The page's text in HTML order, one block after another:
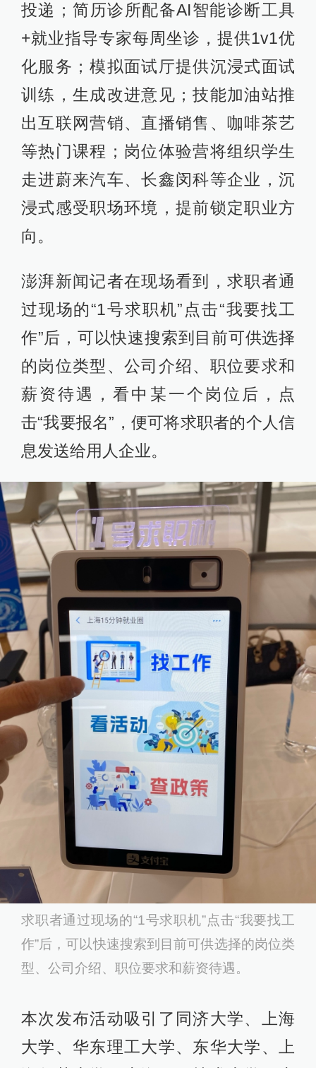
投递；简历诊所配备AI智能诊断工具
+就业指导专家每周坐诊，提供1v1优
化服务；模拟面试厅提供沉浸式面试
训练，生成改进意见；技能加油站推
出互联网营销、直播销售、咖啡茶艺
等热门课程；岗位体验营将组织学生
走进蔚来汽车、长鑫闵科等企业，沉
浸式感受职场环境，提前锁定职业方
向。
澎湃新闻记者在现场看到，求职者通
过现场的“1号求职机”点击“我要找工
作”后，可以快速搜索到目前可供选择
的岗位类型、公司介绍、职位要求和
薪资待遇，看中某一个岗位后，点
击“我要报名”，便可将求职者的个人信
息发送给用人企业。
求职者通过现场的“1号求职机”点击“我要找工
作”后，可以快速搜索到目前可供选择的岗位类
型、公司介绍、职位要求和薪资待遇。
本次发布活动吸引了同济大学、上海
大学、华东理工大学、东华大学、上